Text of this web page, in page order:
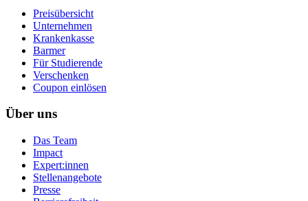
Preisübersicht
Unternehmen
Krankenkasse
Barmer
Für Studierende
Ver­schen­ken
Coupon einlösen
Über uns
Das Team
Impact
Expert:innen
Stellenangebote
Presse